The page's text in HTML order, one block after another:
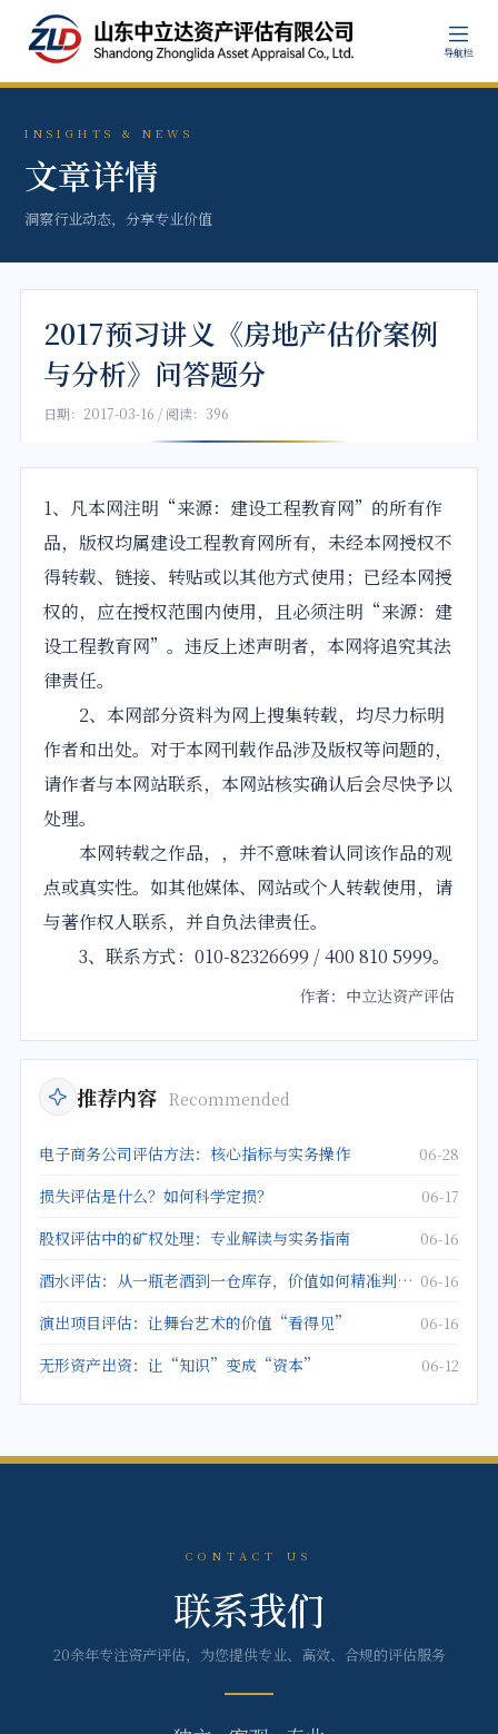
导航栏
INSIGHTS & NEWS
文章详情
洞察行业动态，分享专业价值
2017预习讲义《房地产估价案例
与分析》问答题分
日期：2017-03-16 / 阅读：396
1、凡本网注明“来源：建设工程教育网”的所有作
品，版权均属建设工程教育网所有，未经本网授权不
得转载、链接、转贴或以其他方式使用；已经本网授
权的，应在授权范围内使用，且必须注明“来源：建
设工程教育网”。违反上述声明者，本网将追究其法
律责任。
2、本网部分资料为网上搜集转载，均尽力标明
作者和出处。对于本网刊载作品涉及版权等问题的，
请作者与本网站联系，本网站核实确认后会尽快予以
处理。
本网转载之作品，，并不意味着认同该作品的观
点或真实性。如其他媒体、网站或个人转载使用，请
与著作权人联系，并自负法律责任。
3、联系方式：010-82326699 / 400 810 5999。
作者：中立达资产评估
推荐内容 Recommended
电子商务公司评估方法：核心指标与实务操作 06-28
损失评估是什么？如何科学定损？ 06-17
股权评估中的矿权处理：专业解读与实务指南 06-16
酒水评估：从一瓶老酒到一仓库存，价值如何精准判定？ 06-16
演出项目评估：让舞台艺术的价值“看得见” 06-16
无形资产出资：让“知识”变成“资本” 06-12
CONTACT US
联系我们
20余年专注资产评估，为您提供专业、高效、合规的评估服务